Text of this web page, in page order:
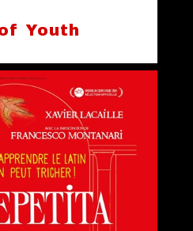
Youth